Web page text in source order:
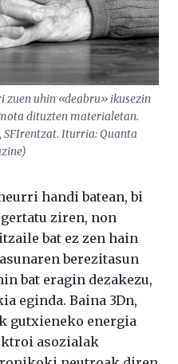
zuen uhin «deabru» ikusezin
dituzten materialetan.
SFIrentzat. Iturria:Quanta
)
handi batean, bi
ziren, non
bat ez zen hain
berezitasun
bat eragin dezakezu,
eginda. Baina 3Dn,
gutxieneko energia
asozialak